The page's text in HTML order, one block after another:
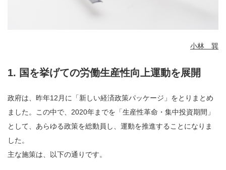
小林 巽
1. 国を挙げての労働生産性向上運動を展開
政府は、昨年12月に「新しい経済政策パッケージ」をとりまとめ
ました。この中で、2020年までを「生産性革命・集中投資期間」
として、あらゆる政策を総動員し、運動を推進することになりま
した。
主な施策は、以下の通りです。